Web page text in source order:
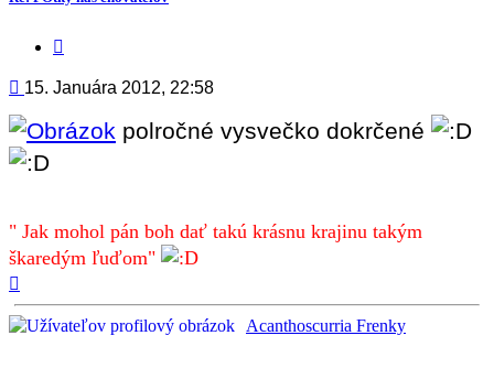
Príspevok
15. Januára 2012, 22:58
polročné vysvečko dokrčené
" Jak mohol pán boh dať takú krásnu krajinu takým
škaredým ľuďom"
Acanthoscurria Frenky